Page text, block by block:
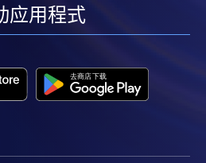
linkedin
应用程式